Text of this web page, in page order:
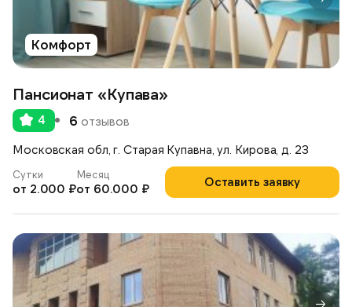
Комфорт
Пансионат «Купава»
4 6 отзывов
Московская обл, г. Старая Купавна, ул. Кирова, д. 23
Оставить заявку
Сутки
от 2.000 ₽
Месяц
от 60.000 ₽